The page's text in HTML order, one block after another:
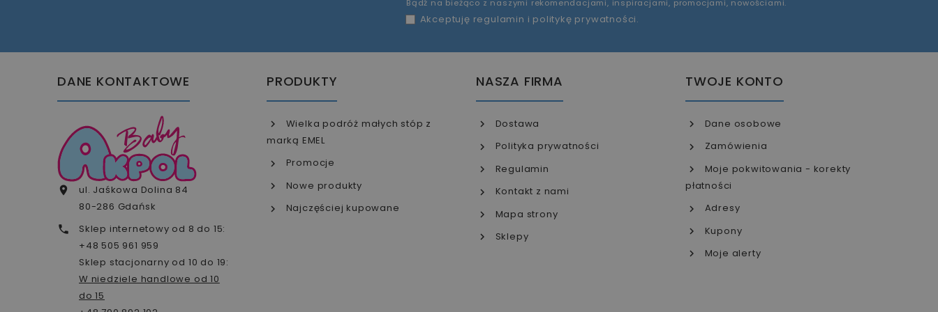
Bądź na bieżąco z naszymi rekomendacjami, inspiracjami, promocjami, nowościami.
Akceptuję regulamin i politykę prywatności.
DANE KONTAKTOWE

ul. Jaśkowa Dolina 84
80-286 Gdańsk

Sklep internetowy od 8 do 15:
+48 505 961 959
Sklep stacjonarny od 10 do 19:
W niedziele handlowe od 10
do 15
PRODUKTY
Wielka podróż małych stóp z
marką EMEL
Promocje
Nowe produkty
Najczęściej kupowane
NASZA FIRMA
Dostawa
Polityka prywatności
Regulamin
Kontakt z nami
Mapa strony
Sklepy
TWOJE KONTO
Dane osobowe
Zamówienia
Moje pokwitowania - korekty
płatności
Adresy
Kupony
Moje alerty